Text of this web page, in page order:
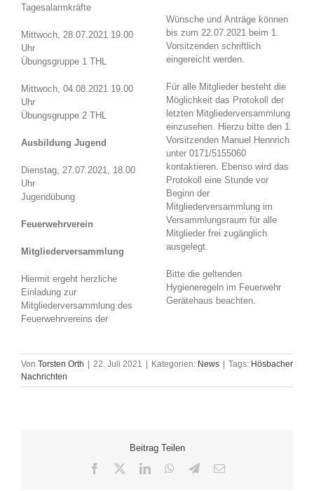
Tagesalarmkräfte
Mittwoch, 28.07.2021 19.00
Uhr
Übungsgruppe 1 THL
Mittwoch, 04.08.2021 19.00
Uhr
Übungsgruppe 2 THL
Ausbildung Jugend
Dienstag, 27.07.2021, 18.00
Uhr
Jugendübung
Feuerwehrverein
Mitgliederversammlung
Hiermit ergeht herzliche
Einladung zur
Mitgliederversammlung des
Feuerwehrvereins der
Wünsche und Anträge können
bis zum 22.07.2021 beim 1.
Vorsitzenden schriftlich
eingereicht werden.
Für alle Mitglieder besteht die
Möglichkeit das Protokoll der
letzten Mitgliederversammlung
einzusehen. Hierzu bitte den 1.
Vorsitzenden Manuel Hennrich
unter 0171/5155060
kontaktieren. Ebenso wird das
Protokoll eine Stunde vor
Beginn der
Mitgliederversammlung im
Versammlungsraum für alle
Mitglieder frei zugänglich
ausgelegt.
Bitte die geltenden
Hygieneregeln im Feuerwehr
Gerätehaus beachten.
Von Torsten Orth | 22. Juli 2021 | Kategorien: News | Tags: Hösbacher
Nachrichten
Beitrag Teilen
Facebook LinkedInWhatsApp
Telegram
E-